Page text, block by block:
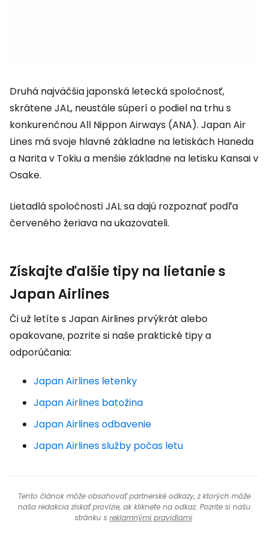
Druhá najväčšia japonská letecká spoločnosť,
skrátene JAL, neustále súperí o podiel na trhu s
konkurenčnou All Nippon Airways (ANA). Japan Air
Lines má svoje hlavné základne na letiskách Haneda
a Narita v Tokiu a menšie základne na letisku Kansai v
Osake.
Lietadlá spoločnosti JAL sa dajú rozpoznať podľa
červeného žeriava na ukazovateli.
Získajte ďalšie tipy na lietanie s
Japan Airlines
Či už letíte s Japan Airlines prvýkrát alebo
opakovane, pozrite si naše praktické tipy a
odporúčania:
Japan Airlines letenky
Japan Airlines batožina
Japan Airlines odbavenie
Japan Airlines služby počas letu
Tento článok môže obsahovať partnerské odkazy, z ktorých môže
naša redakcia získať provízie, ak kliknete na odkaz. Pozrite si našu
stránku s reklamnými pravidlami.